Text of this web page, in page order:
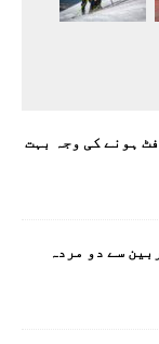
ہونے کی وجہ بہت
سے دو مردہ